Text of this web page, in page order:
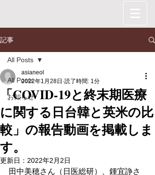
記事
All Posts
お知らせ
All Posts
「COVID-19と終末期医療
に関する日台韓と英米の比
較」の報告動画を掲載しま
す。
asianeol
2022年1月28日 読了時間: 1分
更新日： 2022年2月2日
田中美穂さん（日医総研）、鍾宜諍さ